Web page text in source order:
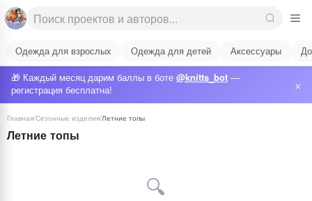
Одежда для взрослых Одежда для детей Аксессуары
🎁 Каждый месяц дарим баллы в боте @knitts_bot —
регистрация бесплатна!
×
Главная/Сезонные изделия/Летние топы
Летние топы
🔍